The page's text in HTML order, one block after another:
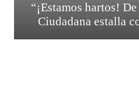
“¡Estamos hartos!
Ciudadana estalla